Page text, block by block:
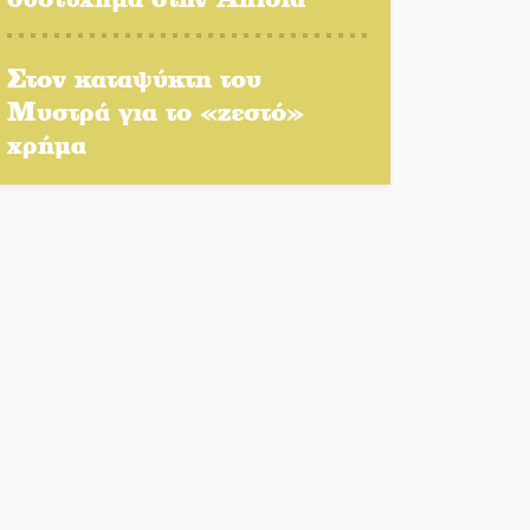
Στο Γύθειο η Άντζελα
Γκερέκου
Νταλίκα έπεσε σε γκρεμό
Στον καταψύκτη του
Μυστρά για το «ζεστό»
χρήμα